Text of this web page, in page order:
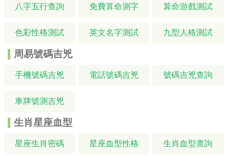
八字五行查詢 免費算命測字 算命游戲測試
色彩性格測試 英文名字測試 九型人格測試
周易號碼吉兇
手機號碼吉兇 電話號碼吉兇 號碼吉兇查詢
車牌號測吉兇
生肖星座血型
星座生肖密碼 星座血型性格 生肖血型查詢